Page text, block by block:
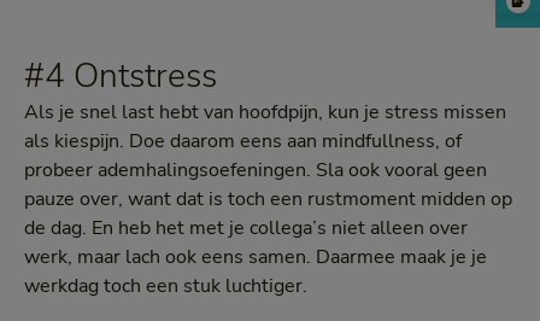
#4 Ontstress
Als je snel last hebt van hoofdpijn, kun je stress missen
als kiespijn. Doe daarom eens aan mindfullness, of
probeer ademhalingsoefeningen. Sla ook vooral geen
pauze over, want dat is toch een rustmoment midden op
de dag. En heb het met je collega’s niet alleen over
werk, maar lach ook eens samen. Daarmee maak je je
werkdag toch een stuk luchtiger.